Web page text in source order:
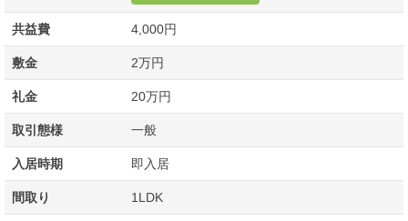
共益費 4,000円
敷金 2万円
礼金 20万円
取引態様 一般
入居時期 即入居
間取り 1LDK